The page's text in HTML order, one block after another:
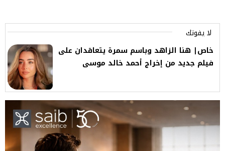
لا يفوتك
خاص| هنا الزاهد وباسم سمرة يتعاقدان على
فيلم جديد من إخراج أحمد خالد موسى